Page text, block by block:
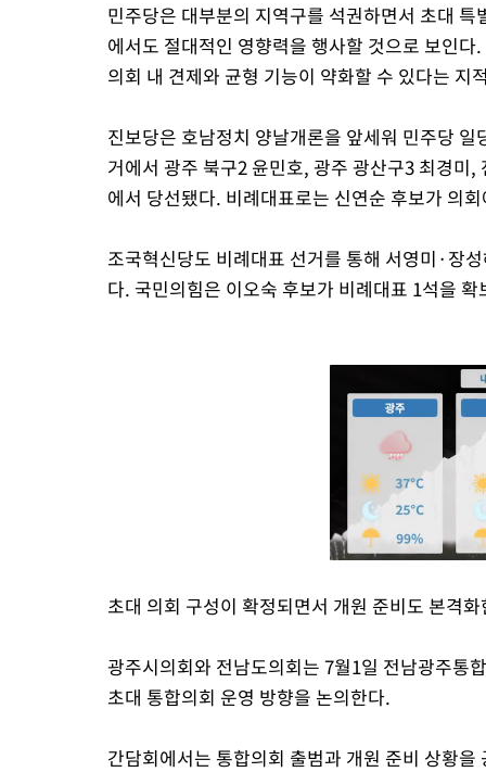
민주당은 대부분의 지역구를 석권하면서 초대
에서도 절대적인 영향력을 행사할 것으로 보인
의회 내 견제와 균형 기능이 약화할 수 있다는 지
진보당은 호남정치 양날개론을 앞세워 민주당
거에서 광주 북구2 윤민호, 광주 광산구3 최경미
에서 당선됐다. 비례대표로는 신연순 후보가 의
조국혁신당도 비례대표 선거를 통해 서영미·장
다. 국민의힘은 이오숙 후보가 비례대표 1석을 확
초대 의회 구성이 확정되면서 개원 준비도 본격
광주시의회와 전남도의회는 7월1일 전남광주통
초대 통합의회 운영 방향을 논의한다.
간담회에서는 통합의회 출범과 개원 준비 상황